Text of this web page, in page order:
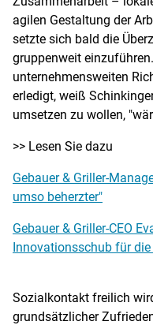
agilen Gestaltung der
setzte sich bald die
gruppenweit
unternehmensweiten
erledigt, weiß
umsetzen zu wollen,
>> Lesen Sie dazu
Gebauer & Griller-
umso beherzter"
Gebauer & Griller-CEO
Innovationsschub für
Sozialkontakt freilich
grundsätzlicher